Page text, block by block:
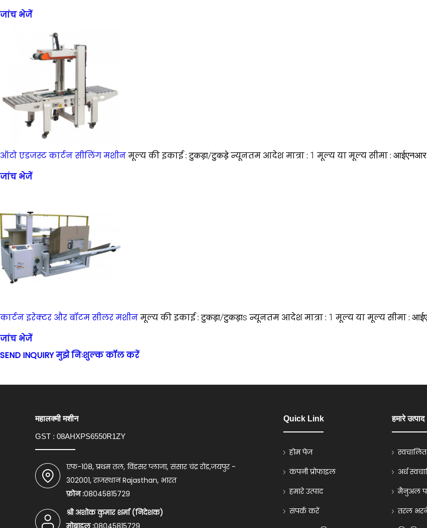
जांच भेजें
ऑटो एडजस्ट कार्टन सीलिंग मशीनमूल्य की इकाई :टुकड़ा/टुकड़ेन्यूनतम आदेश मात्रा : 1 मूल्य या मूल्य सीमा : आईएनआर
जांच भेजें
कार्टन इरेक्टर और बॉटम सीलर मशीनमूल्य की इकाई :टुकड़ा/टुकड़ाs न्यूनतम आदेश मात्रा : 1 मूल्य या मूल्य सीमा :
जांच भेजें
SEND INQUIRYमुझे निःशुल्क कॉल करें
महालक्मी मशीन
GST : 08AHXPS6550R1ZY
एफ-108, प्रथम तल, विंडसर प्लाजा, संसार चंद्र रोड,जयपुर -
302001, राजस्थान Rajasthan, भारत
फ़ोन :08045815729
श्री अशोक कुमार शर्मा(निदेशक)
मोबाइल :08045815729
Quick Link
होम पेज
कंपनी प्रोफाइल
हमारे उत्पाद
संपर्क करें
हमारे उत्पाद
अर्ध
मैनुअल
तरल